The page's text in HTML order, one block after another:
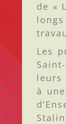
de «
Les
leurs
à